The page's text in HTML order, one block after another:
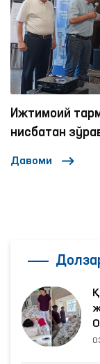
Ижтимоий
нисбатан
Давоми